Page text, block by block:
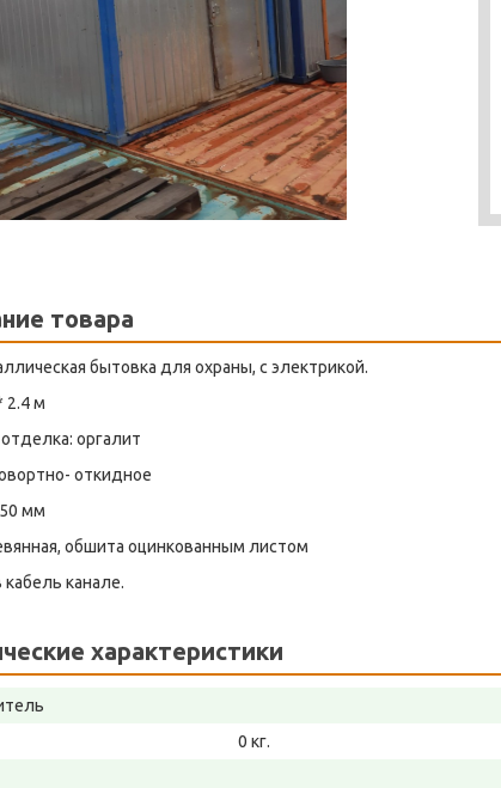
товара
бытовка для охраны, с электрикой.
2.4 м
оргалит
откидное
мм
обшита оцинкованным листом
канале.
характеристики
0 кг.